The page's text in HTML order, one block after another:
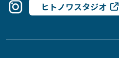
ヒトノワスタジオ